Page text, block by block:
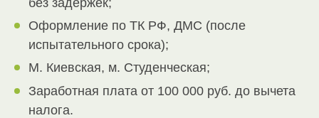
Оформление по ТК РФ, ДМС (после
испытательного срока);
М. Киевская, м. Студенческая;
Заработная плата от 100 000 руб. до вычета
налога.